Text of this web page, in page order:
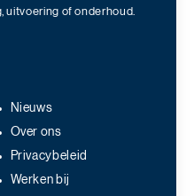
uitvoering of onderhoud.
Nieuws
Over ons
Privacybeleid
Werken bij